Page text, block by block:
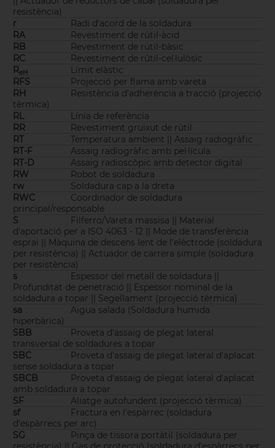
resistència)
r
Radi d'acord de la soldadura
RA
Revestiment de rútil-àcid
RB
Revestiment de rútil-bàsic
RC
Revestiment de rútil-cel·lulòsic
ReH
Límit elàstic
RFS
Projecció per flama amb vareta
RH
Resistència d'adherència a tracció (projecció
tèrmica)
RL
Línia de referència
RR
Revestiment gruixut de rútil
RT
Temperatura ambient || Assaig radiogràfic
RT-F
Assaig radiogràfic amb pel·lícula
RT-D
Assaig radioscòpic amb detector digital
RW
Robot de soldadura
rw
Soldadura cap a la dreta
RWC
Coordinador de soldadura
principal/responsable
S
Filferro/Vareta massisa || Material
d'aportació per a ISO 4063 - 12 || Mode de transferència
esprai || Màquina de descens lent de l'elèctrode (soldadura
per resistència) || Actuador de carrera simple (soldadura
per resistència)
s
Espessor del metall de soldadura ||
Profunditat de penetració || Espessor nominal de la
soldadura a topar || Segellament (projecció tèrmica)
sa
Aigua salada (Soldadura humida
hiperbàrica)
SBB
Proveta d'assaig de plegat lateral
transversal de soldadures a topar
SBC
Proveta d'assaig de plegat lateral d'aplacat
sense soldadura a topar
SBCB
Proveta d'assaig de plegat lateral d'aplacat
amb soldadura a topar
SF
Aliatge autofundent (projecció tèrmica)
sf
Fractura en l'espàrrec (soldadura
d'espàrrecs per arc)
SG
Pinça de tissora portàtil (soldadura per